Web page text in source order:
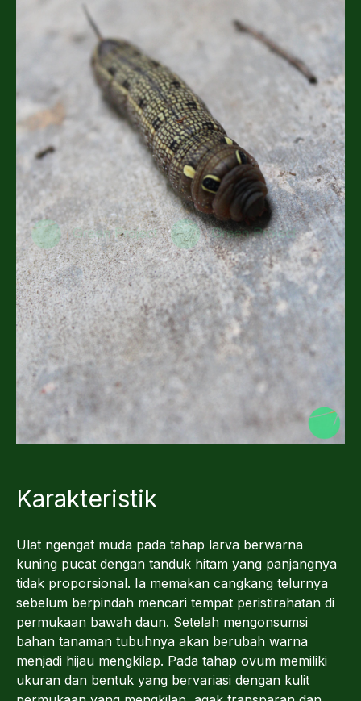
Karakteristik
Ulat ngengat muda pada tahap larva berwarna
kuning pucat dengan tanduk hitam yang panjangnya
tidak proporsional. Ia memakan cangkang telurnya
sebelum berpindah mencari tempat peristirahatan di
permukaan bawah daun. Setelah mengonsumsi
bahan tanaman tubuhnya akan berubah warna
menjadi hijau mengkilap. Pada tahap ovum memiliki
ukuran dan bentuk yang bervariasi dengan kulit